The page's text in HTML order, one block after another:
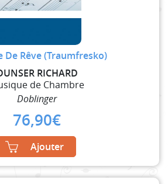
De Rêve (Traumfresko)
RICHARD
de Chambre
Doblinger
76,90€
Ajouter